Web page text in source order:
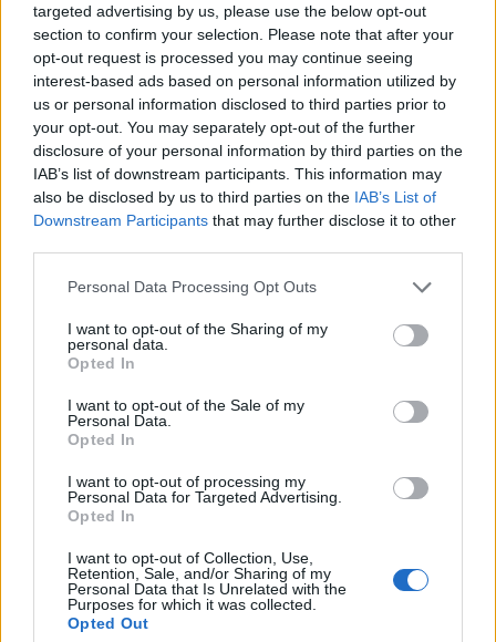
targeted advertising by us, please use the below opt-out
section to confirm your selection. Please note that after your
opt-out request is processed you may continue seeing
interest-based ads based on personal information utilized by
us or personal information disclosed to third parties prior to
your opt-out. You may separately opt-out of the further
disclosure of your personal information by third parties on the
IAB’s list of downstream participants. This information may
also be disclosed by us to third parties on the IAB’s List of
Downstream Participants that may further disclose it to other
Personal Data Processing Opt Outs
I want to opt-out of the Sharing of my
personal data.
Opted In
I want to opt-out of the Sale of my
Personal Data.
Opted In
I want to opt-out of processing my
Personal Data for Targeted Advertising.
Opted In
I want to opt-out of Collection, Use,
Retention, Sale, and/or Sharing of my
Personal Data that Is Unrelated with the
Purposes for which it was collected.
Opted Out
Miközben az európai és az amerikai tőzsdéken
ismét elromlott a hangulat, a magyar piacon a nap
végéig kitartottak a pluszok, jelentős erősödéssel
zárt az OTP, az átlagosnál jóval magasabb
forgalommal, a midcapek közül pedig a
Masterplast végzett az élen a csütörtöki
kereskedésben.
keressük a választ a befektetőket leginkább foglalkoztató
kérdésekre. Meddig tarthat az AI-rali, kik lehetnek a
következő évek nyertesei, mire számíthatunk a részvény-,
kötvény-, nyersanyag- és kriptopiacokon, és hogyan
érdemes portfóliót építeni egy gyorsan változó...
KEDVES OLVASÓNK!
A keresett cikk a portfolio.hu hírarchívumához
regisztrációhoz kötött.
Az előfizetés a következőket tartalmazza:
Portfolio.hu teljes cikkarchívum